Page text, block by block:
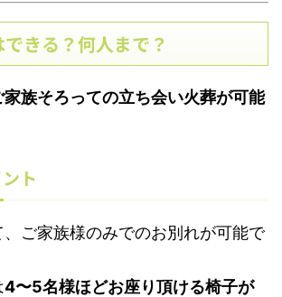
きる？何人まで？
家族そろっての立ち会い火葬が可能
ト
、ご家族様のみでのお別れが可能で
4〜5名様ほどお座り頂ける椅子が